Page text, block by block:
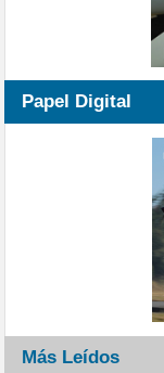
Papel Digital
Más Leídos